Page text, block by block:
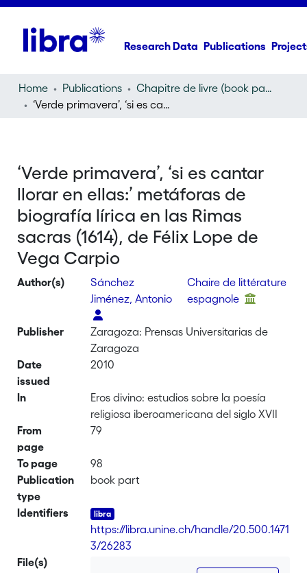
Research Data Publications
Home Publications
Chapitre de livre (book part)
‘Verde primavera’, ‘si es cantar llorar en ellas:’ metáforas de biografía lírica en las Rimas sacras (1614), de Félix Lope de Vega Carpio
‘Verde primavera’, ‘si es cantar
llorar en ellas:’ metáforas de
biografía lírica en las Rimas
sacras (1614), de Félix Lope de
Vega Carpio
Author(s)
Sánchez
Jiménez, Antonio
Chaire de littérature
espagnole
Publisher
Zaragoza: Prensas Universitarias de
Zaragoza
Date
issued
2010
In
Eros divino: estudios sobre la poesía
religiosa iberoamericana del siglo XVII
From
page
79
To page
98
Publication
type
book part
Identifiers
https://libra.unine.ch/handle/20.500.1471
3/26283
File(s)